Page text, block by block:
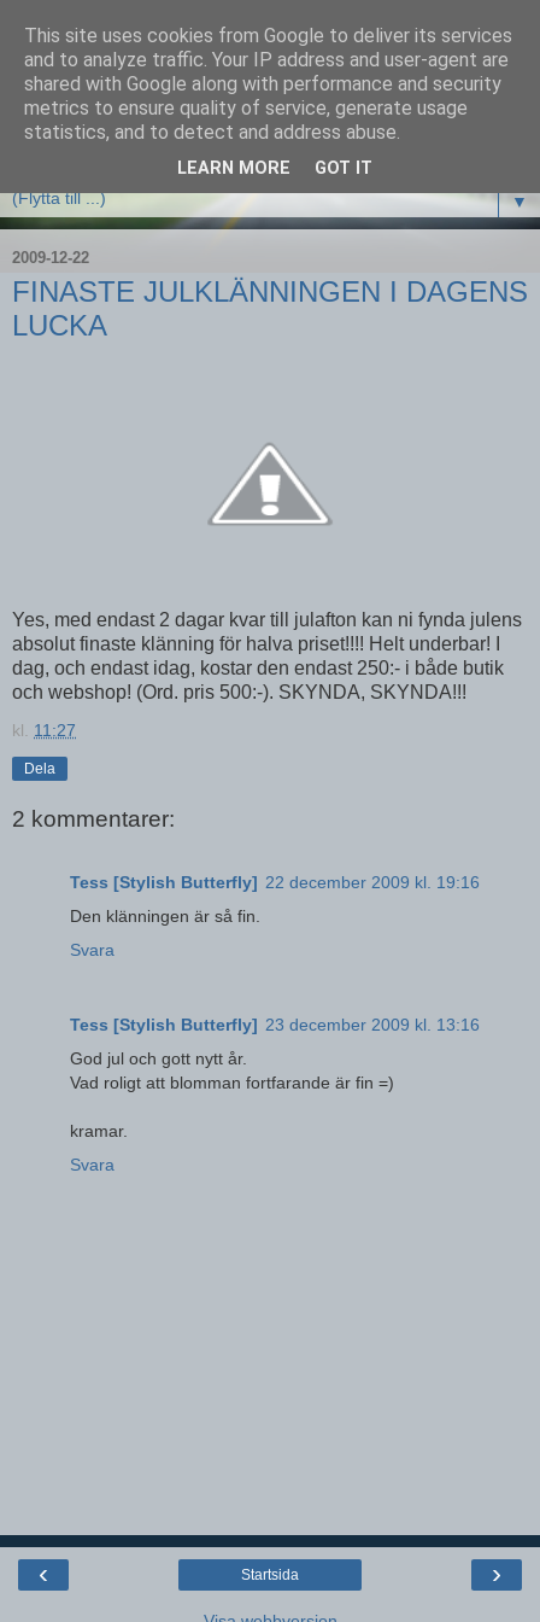
▼
2009-12-22
FINASTE JULKLÄNNINGEN I DAGENS
LUCKA
Yes, med endast 2 dagar kvar till julafton kan ni fynda julens
absolut finaste klänning för halva priset!!!! Helt underbar! I
dag, och endast idag, kostar den endast 250:- i både butik
och webshop! (Ord. pris 500:-). SKYNDA, SKYNDA!!!
kl. 11:27
Dela
2 kommentarer:
Tess [Stylish Butterfly] 22 december 2009 kl. 19:16
Den klänningen är så fin.
Svara
Tess [Stylish Butterfly] 23 december 2009 kl. 13:16
God jul och gott nytt år.
Vad roligt att blomman fortfarande är fin =)
kramar.
Svara
‹ ›
Startsida
This site uses cookies from Google to deliver its services
and to analyze traffic. Your IP address and user-agent are
shared with Google along with performance and security
metrics to ensure quality of service, generate usage
statistics, and to detect and address abuse.
LEARN MORE GOT IT